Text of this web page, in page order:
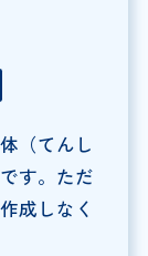
（てんし
す。ただ
成しなく